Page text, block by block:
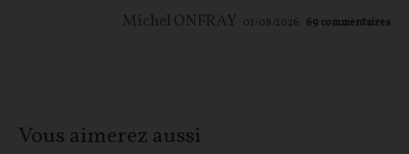
Michel ONFRAY 01/08/2026 69 commentaires
Vous aimerez aussi